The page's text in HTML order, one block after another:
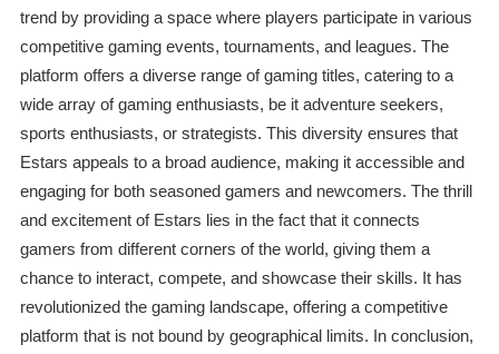
trend by providing a space where players participate in various
competitive gaming events, tournaments, and leagues. The
platform offers a diverse range of gaming titles, catering to a
wide array of gaming enthusiasts, be it adventure seekers,
sports enthusiasts, or strategists. This diversity ensures that
Estars appeals to a broad audience, making it accessible and
engaging for both seasoned gamers and newcomers. The thrill
and excitement of Estars lies in the fact that it connects
gamers from different corners of the world, giving them a
chance to interact, compete, and showcase their skills. It has
revolutionized the gaming landscape, offering a competitive
platform that is not bound by geographical limits. In conclusion,